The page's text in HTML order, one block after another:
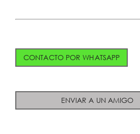
CONTACTO POR WHATSAPP
ENVIAR A UN AMIGO